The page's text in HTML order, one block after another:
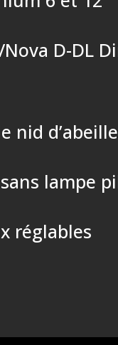
D-DL
nid
lampe
réglables